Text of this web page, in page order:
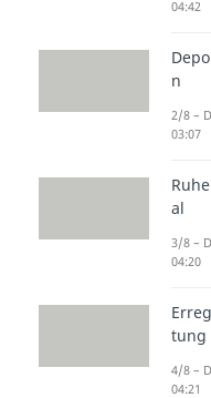
den
04:42
n
2/8 –
03:07
al
3/8 –
04:20
tung
4/8 –
04:21